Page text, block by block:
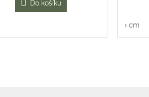
Do košíku
35-40 cm